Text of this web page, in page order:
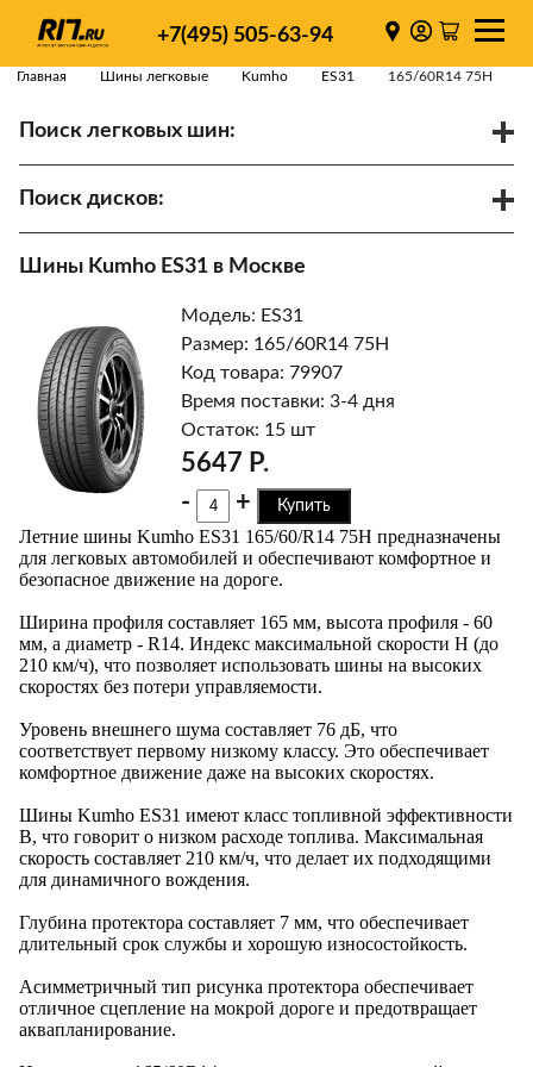
+7(495) 505-63-94
Главная Шины легковые Kumho ES31 165/60R14 75H
Поиск легковых шин:
Поиск дисков:
Найти
Шины Kumho ES31 в Москве
Модель: ES31
Размер: 165/60R14 75H
Код товара: 79907
Время поставки: 3-4 дня
Остаток: 15 шт
5647 Р.
-
+ Купить
Летние шины Kumho ES31 165/60/R14 75H предназначены
для легковых автомобилей и обеспечивают комфортное и
безопасное движение на дороге.
Ширина профиля составляет 165 мм, высота профиля - 60
мм, а диаметр - R14. Индекс максимальной скорости H (до
210 км/ч), что позволяет использовать шины на высоких
скоростях без потери управляемости.
Уровень внешнего шума составляет 76 дБ, что
соответствует первому низкому классу. Это обеспечивает
комфортное движение даже на высоких скоростях.
Шины Kumho ES31 имеют класс топливной эффективности
B, что говорит о низком расходе топлива. Максимальная
скорость составляет 210 км/ч, что делает их подходящими
для динамичного вождения.
Глубина протектора составляет 7 мм, что обеспечивает
длительный срок службы и хорошую износостойкость.
Асимметричный тип рисунка протектора обеспечивает
отличное сцепление на мокрой дороге и предотвращает
аквапланирование.